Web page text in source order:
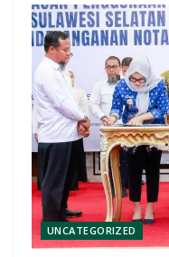
UNCATEGORIZED